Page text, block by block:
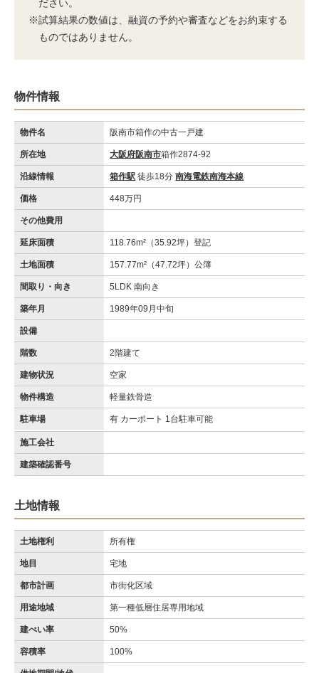
ださい。
※試算結果の数値は、融資の予約や審査などをお約束する
ものではありません。
物件情報
物件名 阪南市箱作の中古一戸建
所在地 大阪府阪南市箱作2874-92
沿線情報 箱作駅 徒歩18分南海電鉄南海本線
価格 448万円
その他費用
延床面積 118.76m²（35.92坪）登記
土地面積 157.77m²（47.72坪）公簿
間取り・向き 5LDK 南向き
築年月 1989年09月中旬
設備
階数 2階建て
建物状況 空家
物件構造 軽量鉄骨造
駐車場 有 カーポート 1台駐車可能
施工会社
建築確認番号
土地情報
土地権利 所有権
地目 宅地
都市計画 市街化区域
用途地域 第一種低層住居専用地域
建ぺい率 50%
容積率 100%